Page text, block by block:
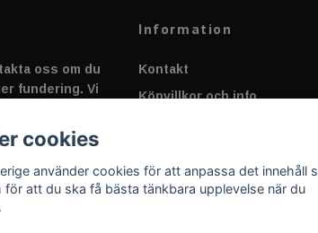
oss om du
fundering. Vi
Information
Kontakt
Köpvillkor och info
Applicering av Dekal
cookies
använder cookies för att anpassa det innehåll
att du ska få bästa tänkbara upplevelse när du